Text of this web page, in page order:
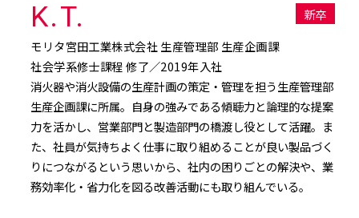
新卒
K.T.
モリタ宮田工業株式会社 生産管理部 生産企画課
社会学系修士課程 修了／2019年入社
消火器や消火設備の生産計画の策定・管理を担う生産管理部
生産企画課に所属。自身の強みである傾聴力と論理的な提案
力を活かし、営業部門と製造部門の橋渡し役として活躍。ま
た、社員が気持ちよく仕事に取り組めることが良い製品づく
りにつながるという思いから、社内の困りごとの解決や、業
務効率化・省力化を図る改善活動にも取り組んでいる。